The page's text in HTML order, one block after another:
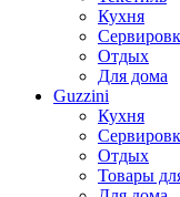
Кухня
Отдых
Для дома
Guzzini
Кухня
Отдых
Товары